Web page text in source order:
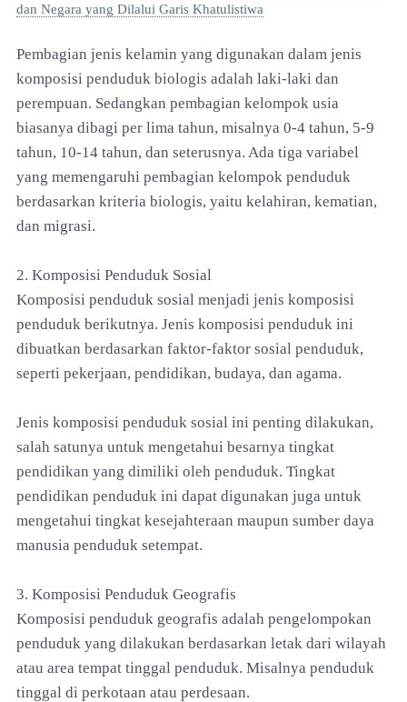
dan Negara yang Dilalui Garis Khatulistiwa
Pembagian jenis kelamin yang digunakan dalam jenis
komposisi penduduk biologis adalah laki-laki dan
perempuan. Sedangkan pembagian kelompok usia
biasanya dibagi per lima tahun, misalnya 0-4 tahun, 5-9
tahun, 10-14 tahun, dan seterusnya. Ada tiga variabel
yang memengaruhi pembagian kelompok penduduk
berdasarkan kriteria biologis, yaitu kelahiran, kematian,
dan migrasi.
2. Komposisi Penduduk Sosial
Komposisi penduduk sosial menjadi jenis komposisi
penduduk berikutnya. Jenis komposisi penduduk ini
dibuatkan berdasarkan faktor-faktor sosial penduduk,
seperti pekerjaan, pendidikan, budaya, dan agama.
Jenis komposisi penduduk sosial ini penting dilakukan,
salah satunya untuk mengetahui besarnya tingkat
pendidikan yang dimiliki oleh penduduk. Tingkat
pendidikan penduduk ini dapat digunakan juga untuk
mengetahui tingkat kesejahteraan maupun sumber daya
manusia penduduk setempat.
3. Komposisi Penduduk Geografis
Komposisi penduduk geografis adalah pengelompokan
penduduk yang dilakukan berdasarkan letak dari wilayah
atau area tempat tinggal penduduk. Misalnya penduduk
tinggal di perkotaan atau perdesaan.